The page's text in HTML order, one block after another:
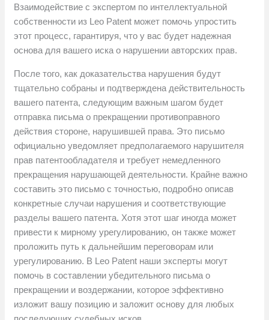
Взаимодействие с экспертом по интеллектуальной
собственности из Leo Patent может помочь упростить
этот процесс, гарантируя, что у вас будет надежная
основа для вашего иска о нарушении авторских прав.
После того, как доказательства нарушения будут
тщательно собраны и подтверждена действительность
вашего патента, следующим важным шагом будет
отправка письма о прекращении противоправного
действия стороне, нарушившей права. Это письмо
официально уведомляет предполагаемого нарушителя
прав патентообладателя и требует немедленного
прекращения нарушающей деятельности. Крайне важно
составить это письмо с точностью, подробно описав
конкретные случаи нарушения и соответствующие
разделы вашего патента. Хотя этот шаг иногда может
привести к мирному урегулированию, он также может
проложить путь к дальнейшим переговорам или
урегулированию. В Leo Patent наши эксперты могут
помочь в составлении убедительного письма о
прекращении и воздержании, которое эффективно
изложит вашу позицию и заложит основу для любых